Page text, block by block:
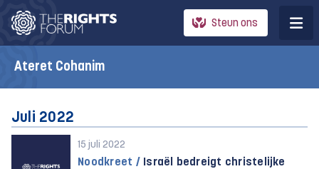
Steun ons
Ateret Cohanim
Juli 2022
15 juli 2022
Noodkreet / Israël bedreigt christelijke